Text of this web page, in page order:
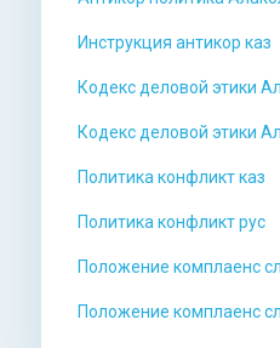
Инструкция антикор каз
Кодекс деловой этики
Кодекс деловой этики
Политика конфликт каз
Политика конфликт рус
Положение комплаенс
Положение комплаенс